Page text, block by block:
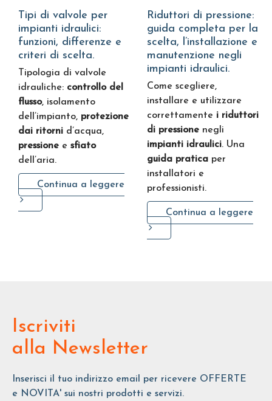
Tipi di valvole per
impianti idraulici:
funzioni, differenze e
criteri di scelta.
Tipologia di valvole
idrauliche: controllo del
flusso, isolamento
dell’impianto, protezione
dai ritorni d’acqua,
pressione e sfiato
dell’aria.
Continua a leggere
Riduttori di pressione:
guida completa per la
scelta, l’installazione e
manutenzione negli
impianti idraulici.
Come scegliere,
installare e utilizzare
correttamente i riduttori
di pressione negli
impianti idraulici. Una
guida pratica per
installatori e
professionisti.
Continua a leggere
Iscriviti
alla Newsletter
Inserisci il tuo indirizzo email per ricevere OFFERTE
e NOVITA' sui nostri prodotti e servizi.